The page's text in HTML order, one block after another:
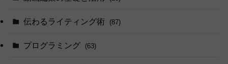
伝わるライティング術 (87)
プログラミング (63)